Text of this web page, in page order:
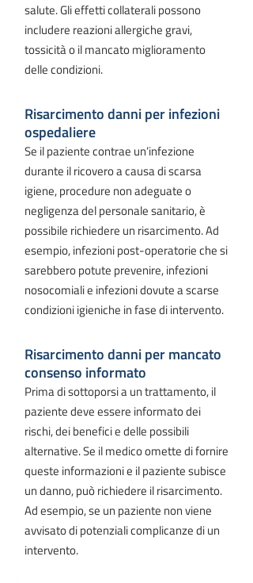
salute. Gli effetti collaterali possono
includere reazioni allergiche gravi,
tossicità o il mancato miglioramento
delle condizioni.
Risarcimento danni per infezioni
ospedaliere
Se il paziente contrae un’infezione
durante il ricovero a causa di scarsa
igiene, procedure non adeguate o
negligenza del personale sanitario, è
possibile richiedere un risarcimento. Ad
esempio, infezioni post-operatorie che si
sarebbero potute prevenire, infezioni
nosocomiali e infezioni dovute a scarse
condizioni igieniche in fase di intervento.
Risarcimento danni per mancato
consenso informato
Prima di sottoporsi a un trattamento, il
paziente deve essere informato dei
rischi, dei benefici e delle possibili
alternative. Se il medico omette di fornire
queste informazioni e il paziente subisce
un danno, può richiedere il risarcimento.
Ad esempio, se un paziente non viene
avvisato di potenziali complicanze di un
intervento.